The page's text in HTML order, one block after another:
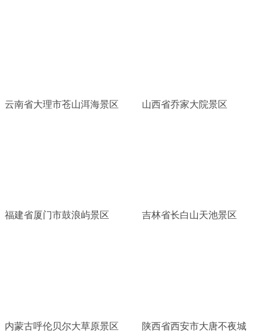
云南省大理市苍山洱海景区 山西省乔家大院景区
福建省厦门市鼓浪屿景区 吉林省长白山天池景区
内蒙古呼伦贝尔大草原景区 陕西省西安市大唐不夜城